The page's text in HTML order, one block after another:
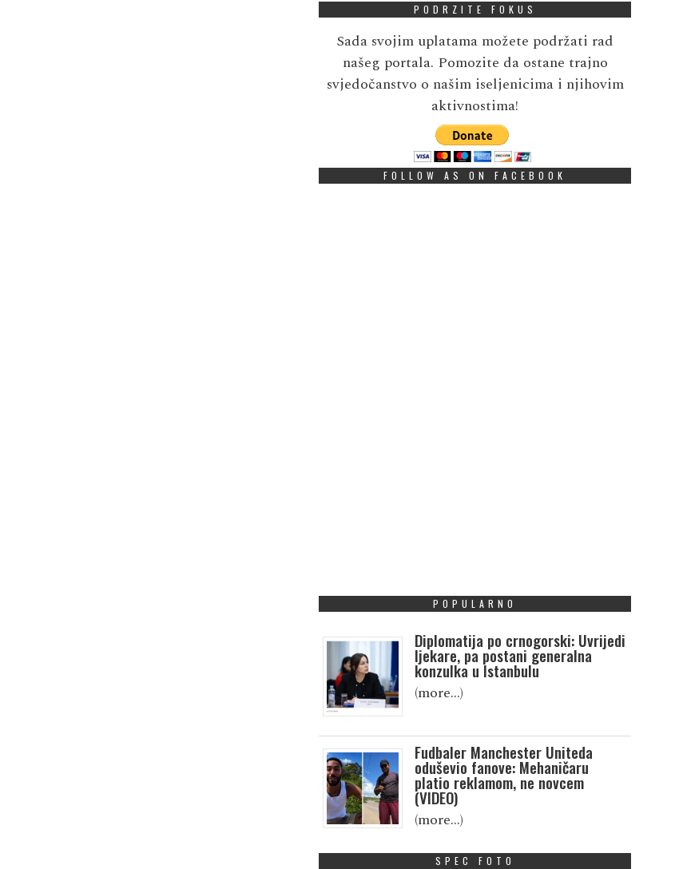
PODRZITE FOKUS
Sada svojim uplatama možete podržati rad
našeg portala. Pomozite da ostane trajno
svjedočanstvo o našim iseljenicima i njihovim
aktivnostima!
FOLLOW AS ON FACEBOOK
POPULARNO
Diplomatija po crnogorski: Uvrijedi
ljekare, pa postani generalna
konzulka u Istanbulu
(more…)
Fudbaler Manchester Uniteda
oduševio fanove: Mehaničaru
platio reklamom, ne novcem
(VIDEO)
(more…)
SPEC FOTO